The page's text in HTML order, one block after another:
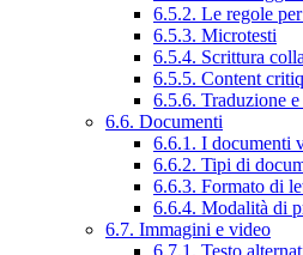
6.5.2. Le regole
6.5.3. Microtesti
6.5.4. Scrittura
6.5.5. Content
6.5.6. Traduzione
6.6. Documenti
6.6.1. I documenti
6.6.2. Tipi di
6.6.3. Formato di
6.6.4. Modalità di
6.7. Immagini e video
6.7.1. Testo